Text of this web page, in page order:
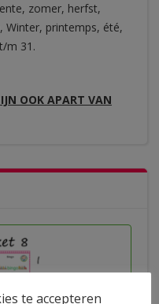
zomer, herfst,
Winter, printemps, été,
m 31.
OOK APART VAN
te accepteren